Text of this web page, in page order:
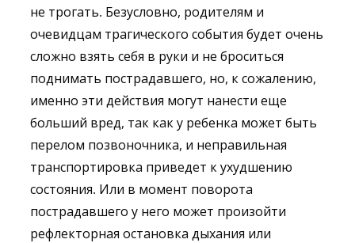
не трогать. Безусловно, родителям и
очевидцам трагического события будет очень
сложно взять себя в руки и не броситься
поднимать пострадавшего, но, к сожалению,
именно эти действия могут нанести еще
больший вред, так как у ребенка может быть
перелом позвоночника, и неправильная
транспортировка приведет к ухудшению
состояния. Или в момент поворота
пострадавшего у него может произойти
рефлекторная остановка дыхания или